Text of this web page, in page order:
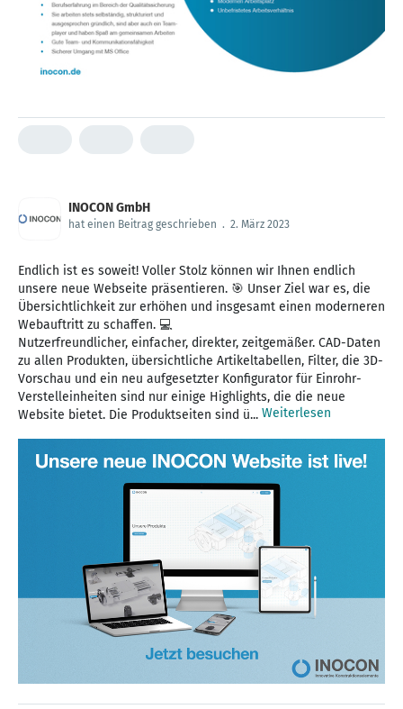
INOCON GmbH
hat einen Beitrag geschrieben . 2. März 2023
Endlich ist es soweit! Voller Stolz können wir Ihnen endlich
unsere neue Webseite präsentieren. 🎯 Unser Ziel war es, die
Übersichtlichkeit zur erhöhen und insgesamt einen moderneren
Webauftritt zu schaffen. 💻
Nutzerfreundlicher, einfacher, direkter, zeitgemäßer. CAD-Daten
zu allen Produkten, übersichtliche Artikeltabellen, Filter, die 3D-
Vorschau und ein neu aufgesetzter Konfigurator für Einrohr-
Verstelleinheiten sind nur einige Highlights, die die neue
Website bietet. Die Produktseiten sind ü... Weiterlesen